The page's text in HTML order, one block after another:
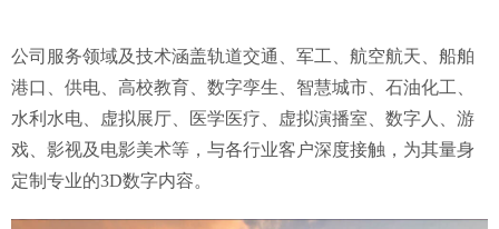
公司服务领域及技术涵盖轨道交通、军工、航空航天、船舶
港口、供电、高校教育、数字孪生、智慧城市、石油化工、
水利水电、虚拟展厅、医学医疗、虚拟演播室、数字人、游
戏、影视及电影美术等，与各行业客户深度接触，为其量身
定制专业的3D数字内容。